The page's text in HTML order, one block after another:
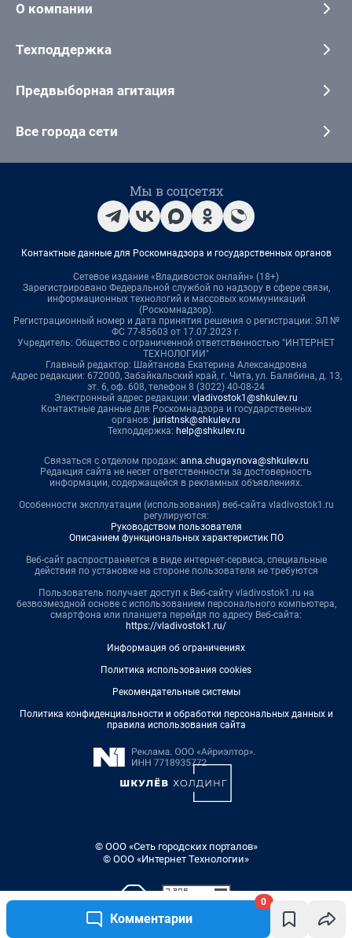
Комментарии
0
О компании
Техподдержка
Предвыборная агитация
Все города сети
Мы в соцсетях
Контактные данные для Роскомнадзора и государственных органов
Сетевое издание «Владивосток онлайн» (18+)
Зарегистрировано Федеральной службой по надзору в сфере связи,
информационных технологий и массовых коммуникаций
(Роскомнадзор).
Регистрационный номер и дата принятия решения о регистрации: ЭЛ №
ФС 77-85603 от 17.07.2023 г.
Учредитель: Общество с ограниченной ответственностью "ИНТЕРНЕТ
ТЕХНОЛОГИИ"
Главный редактор: Шайтанова Екатерина Александровна
Адрес редакции: 672000, Забайкальский край, г. Чита, ул. Балябина, д. 13,
эт. 6, оф. 608, телефон 8 (3022) 40-08-24
Электронный адрес редакции: vladivostok1@shkulev.ru
Контактные данные для Роскомнадзора и государственных
органов: juristnsk@shkulev.ru
Техподдержка: help@shkulev.ru
Связаться с отделом продаж: anna.chugaynova@shkulev.ru
Редакция сайта не несет ответственности за достоверность
информации, содержащейся в рекламных объявлениях.
Особенности эксплуатации (использования) веб-сайта vladivostok1.ru
регулируются:
Руководством пользователя
Описанием функциональных характеристик ПО
Веб-сайт распространяется в виде интернет-сервиса, специальные
действия по установке на стороне пользователя не требуются
Пользователь получает доступ к Веб-сайту vladivostok1.ru на
безвозмездной основе с использованием персонального компьютера,
смартфона или планшета перейдя по адресу Веб-сайта:
https://vladivostok1.ru/
Информация об ограничениях
Политика использования cookies
Рекомендательные системы
Политика конфиденциальности и обработки персональных данных и
правила использования сайта
© ООО «Сеть городских порталов»
© ООО «Интернет Технологии»